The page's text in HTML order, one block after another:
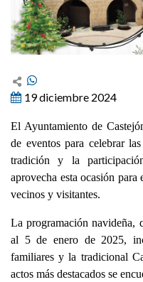
19 diciembre 2024
El Ayuntamiento de
de eventos para celebrar
tradición y la
aprovecha esta ocasión para
vecinos y visitantes.
La programación navideña,
al 5 de enero de 2025,
familiares y la tradicional
actos más destacados se